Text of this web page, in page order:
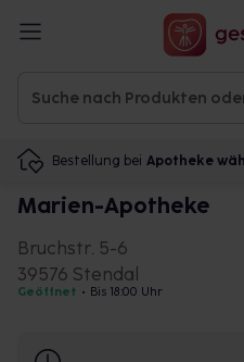
Bestellung bei Apotheke
Marien-Apotheke
Bruchstr. 5-6
39576 Stendal
Geöffnet • Bis 18:00 Uhr